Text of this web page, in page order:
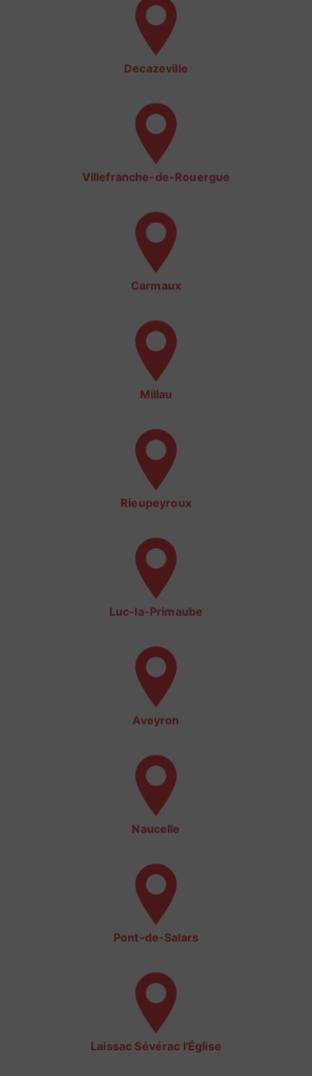
Decazeville
Villefranche-de-Rouergue
Carmaux
Millau
Rieupeyroux
Luc-la-Primaube
Aveyron
Naucelle
Pont-de-Salars
Laissac Sévérac l'Église